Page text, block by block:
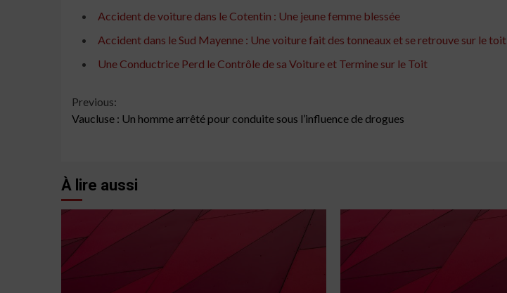
Accident de voiture dans le Cotentin : Une jeune femme blessée
Accident dans le Sud Mayenne : Une voiture fait des tonneaux et se retrouve sur le toit
Une Conductrice Perd le Contrôle de sa Voiture et Termine sur le Toit
Continue
Previous:
Vaucluse : Un homme arrêté pour conduite sous l’influence de drogues
À lire aussi